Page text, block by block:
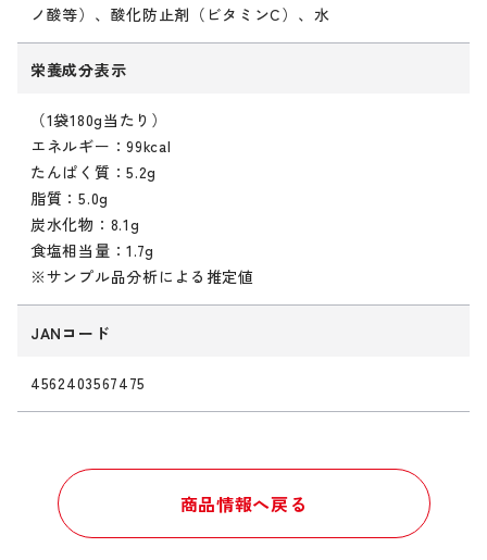
ノ酸等）、酸化防止剤（ビタミンC）、水
栄養成分表示
（1袋180g当たり）
エネルギー：99kcal
たんぱく質：5.2g
脂質：5.0g
炭水化物：8.1g
食塩相当量：1.7g
※サンプル品分析による推定値
JANコード
4562403567475
商品情報へ戻る